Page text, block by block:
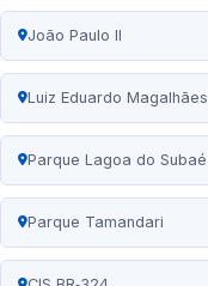
João Paulo II
Luiz Eduardo Magalhães
Parque Lagoa do Subaé
Parque Tamandari